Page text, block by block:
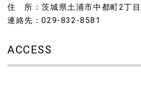
住 所：茨城県土浦市中都町2丁
連絡先：029-832-8581
ACCESS